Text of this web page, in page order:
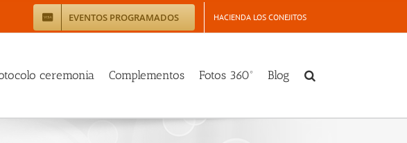
EVENTOS PROGRAMADOS HACIENDA LOS CONEJITOS
ceremonia Complementos Fotos 360º Blog